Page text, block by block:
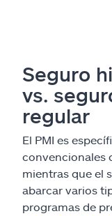
Seguro
vs.
regular
El PMI es
convencionales
mientras que el
abarcar varios
programas de